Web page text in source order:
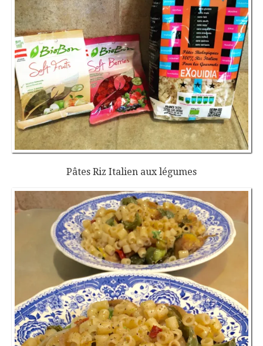
Pâtes Riz Italien aux légumes